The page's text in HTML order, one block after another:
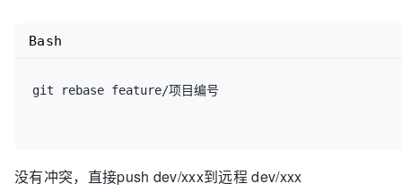
git rebase feature/项目编号
Bash
没有冲突，直接push dev/xxx到远程 dev/xxx